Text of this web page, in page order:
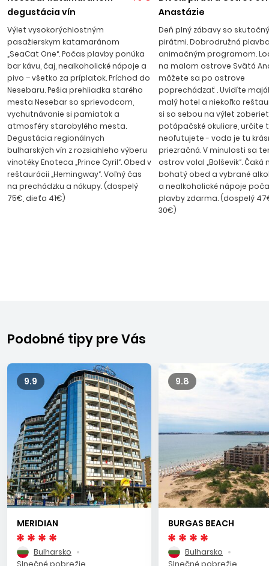
zahrať si plážový volejbal alebo si požičať bicykel a vybrať sa
vstupom je dlhá takmer 8 kilometrov a je držiteľom
medzinárodného ocenenia „Modrá zástava“ za čistotu
mora, pláže a prírodného prostredia. V stredisku je rušná
pobrežná promenáda s množstvom reštaurácií
ponúkajúcich bulharskú či medzinárodnú kuchyňu, bary,
kaviarne a diskotéky, v ktorých sa môžete zabaviť do
neskorých večerných hodín. Transfer z letiska na Slnečné
pobrežie trvá cca 50 minút.
degustácia vín
Výlet vysokorýchlostným
pasažierskym katamaránom
„SeaCat One“. Počas plavby ponúka
bar kávu, čaj, nealkoholické nápoje a
pivo – všetko za príplatok. Príchod do
Nesebaru. Pešia prehliadka starého
mesta Nesebar so sprievodcom,
vychutnávanie si pamiatok a
atmosféry starobylého mesta.
Degustácia regionálnych
bulharských vín z rozsiahleho výberu
vinotéky Enoteca „Prince Cyril“. Obed v
reštaurácii „Hemingway“. Voľný čas
na prechádzku a nákupy. (dospelý
75€, dieťa 41€)
Anastázie
Deň plný zábavy so
pirátmi. Dobrodružná
animačným programom.
na malom ostrove Svätá
môžete sa po ostrove
poprechádzať . Uvidíte
malý hotel a niekoľko
si so sebou na výlet
potápačské okuliare, určite
neoľutujete - voda je tu
priezračná. V minulosti sa
ostrov volal „Bolševik“. Čaká
bohatý obed a vybrané
a nealkoholické nápoje
plavby zdarma. (dospelý
30€)
Podobné tipy pre Vás
9.9
MERIDIAN
Bulharsko
9.8
BURGAS BEACH
Bulharsko